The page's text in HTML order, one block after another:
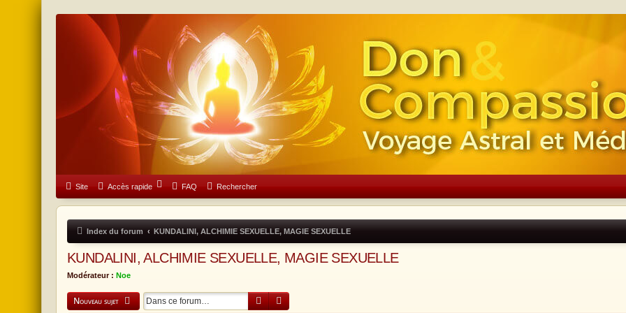
Forum Don & Compassion
Site Accès rapide FAQ Rechercher
Index du forum KUNDALINI, ALCHIMIE SEXUELLE, MAGIE SEXUELLE
KUNDALINI, ALCHIMIE SEXUELLE, MAGIE SEXUELLE
Modérateur : Noe
Nouveau sujet Rechercher